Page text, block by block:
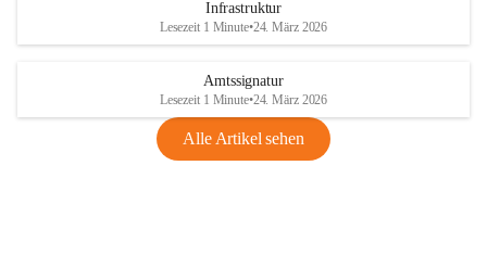
Infrastruktur
Lesezeit 1 Minute•24. März 2026
Amtssignatur
Lesezeit 1 Minute•24. März 2026
Alle Artikel sehen